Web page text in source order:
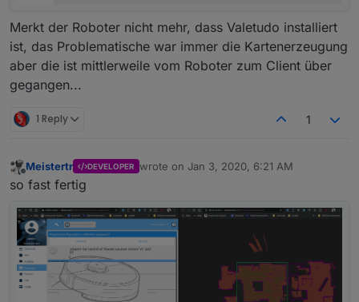
Merkt der Roboter nicht mehr, dass Valetudo installiert
ist, das Problematische war immer die Kartenerzeugung
aber die ist mittlerweile vom Roboter zum Client über
gegangen...
1 Reply 1
Offline
Meistertr DEVELOPER wrote on Jan 3, 2020, 6:21 AM
last edited by
so fast fertig